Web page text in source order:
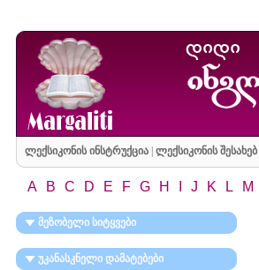
ლექსიკონის ინსტრუქცია| ლექსიკონის შესახებ|
A B C D E F G H J K L M
მეზობელი სიტყვები
უკანასკნელი დამატებები